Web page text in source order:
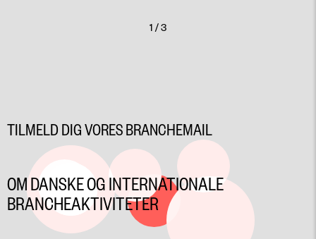
1 / 3
TILMELD DIG VORES BRANCHEMAIL
OM DANSKE OG INTERNATIONALE
BRANCHEAKTIVITETER